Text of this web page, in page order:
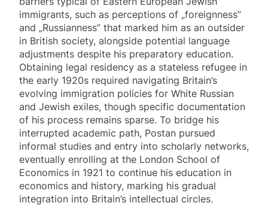
immigrants, such as perceptions of „foreignness”
and „Russianness” that marked him as an outsider
in British society, alongside potential language
adjustments despite his preparatory education.
Obtaining legal residency as a stateless refugee in
the early 1920s required navigating Britain’s
evolving immigration policies for White Russian
and Jewish exiles, though specific documentation
of his process remains sparse. To bridge his
interrupted academic path, Postan pursued
informal studies and entry into scholarly networks,
eventually enrolling at the London School of
Economics in 1921 to continue his education in
economics and history, marking his gradual
integration into Britain’s intellectual circles.